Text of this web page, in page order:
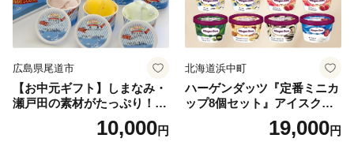
広島県尾道市
【お中元ギフト】しまなみ・
瀬戸田の素材がたっぷり！ジ
10,000円
北海道浜中町
ハーゲンダッツ『定番ミニカ
ップ8個セット』アイスクリ
ーム アイス スイーツ デザー
19,000円